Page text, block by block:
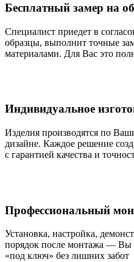
Бесплатный замер на
Специалист приедет в
образцы, выполнит точные
материалами. Для Вас это
Индивидуальное
Изделия производятся по
дизайне. Каждое решение
с гарантией качества и
Профессиональный
Установка, настройка,
порядок после монтажа — Вы
«под ключ» без лишних забот